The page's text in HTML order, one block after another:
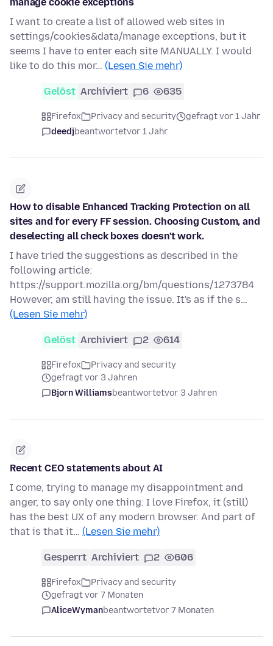
manage cookie exceptions
I want to create a list of allowed web sites in
settings/cookies&data/manage exceptions, but it
seems I have to enter each site MANUALLY. I would
like to do this mor… (Lesen Sie mehr)
Gelöst Archiviert 6 635
Firefox Privacy and security
gefragt vor 1 Jahr
deedjbeantwortetvor 1 Jahr
How to disable Enhanced Tracking Protection on all
sites and for every FF session. Choosing Custom, and
deselecting all check boxes doesn't work.
I have tried the suggestions as described in the
following article:
https://support.mozilla.org/bm/questions/1273784
However, am still having the issue. It's as if the s…
(Lesen Sie mehr)
Gelöst Archiviert 2 614
Firefox
Privacy and security
gefragt vor 3 Jahren
Bjorn Williamsbeantwortetvor 3 Jahren
Recent CEO statements about AI
I come, trying to manage my disappointment and
anger, to say only one thing: I love Firefox, it (still)
has the best UX of any modern browser. And part of
that is that it… (Lesen Sie mehr)
Gesperrt Archiviert 2 606
Firefox
Privacy and security
gefragt vor 7 Monaten
AliceWymanbeantwortetvor 7 Monaten